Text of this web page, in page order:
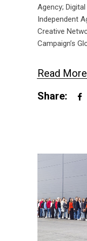
Agency;
Independent
Creative
Campaign’s
Read More
Share: